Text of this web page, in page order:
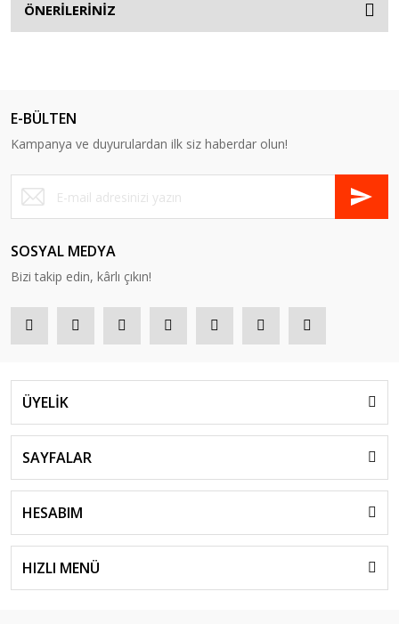
ÖNERİLERİNİZ
E-BÜLTEN
Kampanya ve duyurulardan ilk siz haberdar olun!
SOSYAL MEDYA
Bizi takip edin, kârlı çıkın!
ÜYELİK
SAYFALAR
HESABIM
HIZLI MENÜ